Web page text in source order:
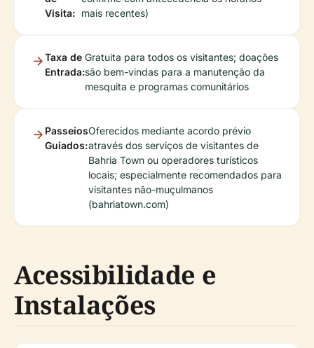
Visita: mais recentes)
Taxa de
Entrada:
Gratuita para todos os visitantes; doações
são bem-vindas para a manutenção da
mesquita e programas comunitários
Passeios
Guiados:
Oferecidos mediante acordo prévio
através dos serviços de visitantes de
Bahria Town ou operadores turísticos
locais; especialmente recomendados para
visitantes não-muçulmanos
(bahriatown.com)
Acessibilidade e
Instalações